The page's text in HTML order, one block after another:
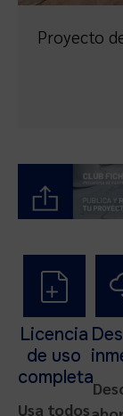
Proyecto
Licencia
de uso
completa
Usa todos